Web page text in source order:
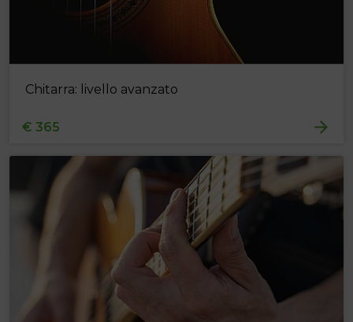
Chitarra: livello avanzato
€ 365